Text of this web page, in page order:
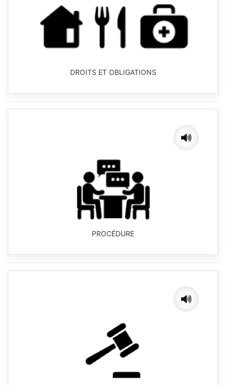
DROITS ET OBLIGATIONS
PROCÉDURE